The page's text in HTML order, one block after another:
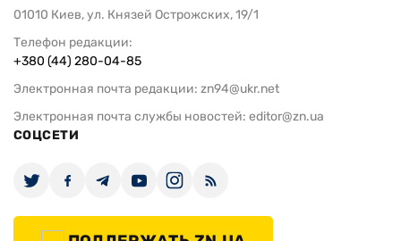
01010 Киев, ул. Князей Острожских, 19/1
Телефон редакции:
+380 (44) 280-04-85
Электронная почта редакции: zn94@ukr.net
Электронная почта службы новостей: editor@zn.ua
СОЦСЕТИ